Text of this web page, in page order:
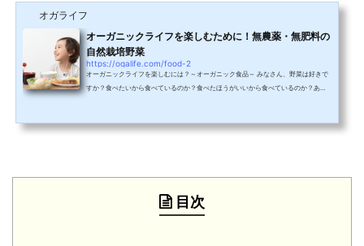
オガライフ
オーガニックライフを楽しむために！無農薬・無肥料の
自然栽培野菜
https://ogalife.com/food-2
オーガニックライフを楽しむには？～オーガニック食品～ みなさん、野菜は好きで
すか？食べたいから食べているのか？食べたほうがいいから食べているのか？あま
ちゃんと食べなさい！」と毎度言われて、仕方がなく食べる子もいれば、何度言わ
目次